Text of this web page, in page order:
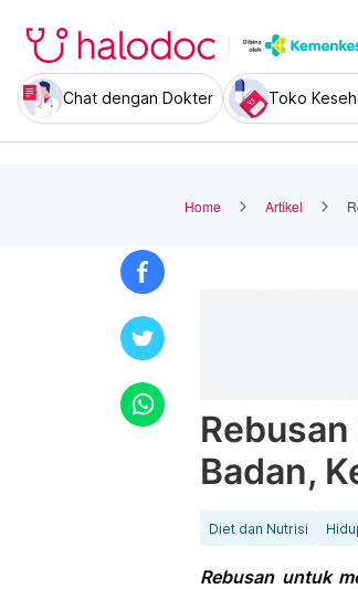
Chat dengan Dokter Toko
Home Artikel
Badan,
Diet dan Nutrisi
Rebusan untuk